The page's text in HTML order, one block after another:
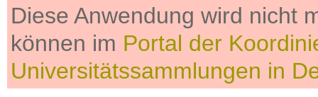
Diese Anwendung wird nicht
können im Portal der
Universitätssammlungen in